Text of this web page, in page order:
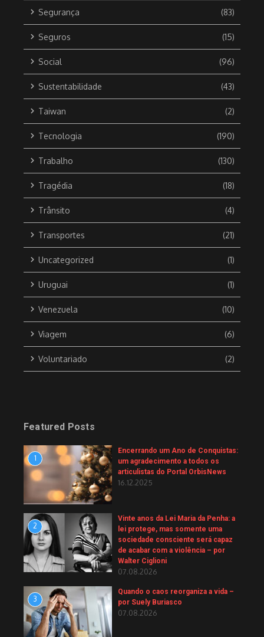
Segurança (83)
Seguros (15)
Social (96)
Sustentabilidade (43)
Taiwan (2)
Tecnologia (190)
Trabalho (130)
Tragédia (18)
Trânsito (4)
Transportes (21)
Uncategorized (1)
Uruguai (1)
Venezuela (10)
Viagem (6)
Voluntariado (2)
Featured Posts
1
Encerrando um Ano de Conquistas:
um agradecimento a todos os
articulistas do Portal OrbisNews
16.12.2025
2
Vinte anos da Lei Maria da Penha: a
lei protege, mas somente uma
sociedade consciente será capaz
de acabar com a violência – por
Walter Ciglioni
07.08.2026
3
Quando o caos reorganiza a vida –
por Suely Buriasco
07.08.2026